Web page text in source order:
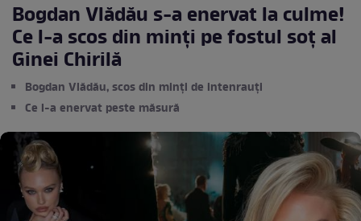
Bogdan Vlădău s-a enervat la culme!
Ce l-a scos din minți pe fostul soț al
Ginei Chirilă
Bogdan Vlădău, scos din minți de intenrauți
Ce l-a enervat peste măsură